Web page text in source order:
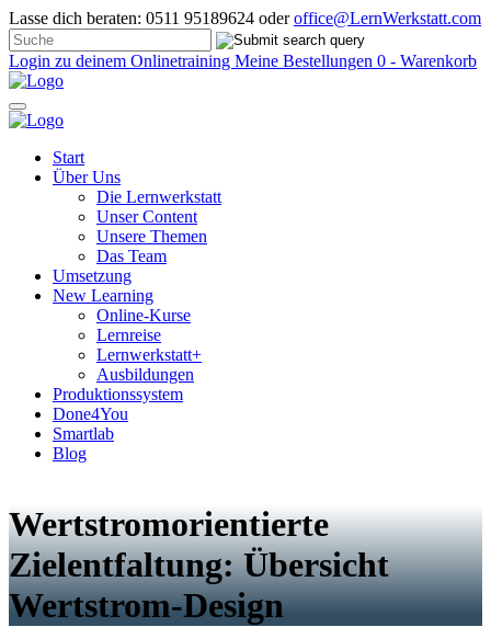
Lasse dich beraten: 0511 95189624 oderoffice@LernWerkstatt.com
Login zu deinem Onlinetraining Meine Bestellungen 0 - Warenkorb
Start
Über Uns
Die Lernwerkstatt
Unser Content
Unsere Themen
Das Team
Umsetzung
New Learning
Online-Kurse
Lernreise
Lernwerkstatt+
Ausbildungen
Produktionssystem
Done4You
Smartlab
Blog
Wertstromorientierte
Zielentfaltung: Übersicht
Wertstrom-Design